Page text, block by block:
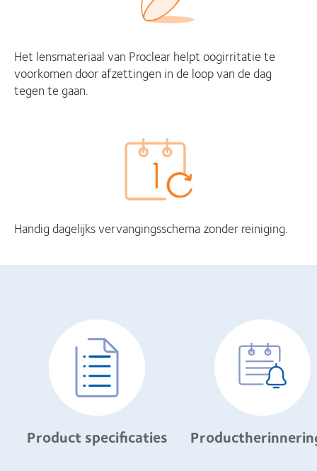
Het lensmateriaal van Proclear helpt oogirritatie te
voorkomen door afzettingen in de loop van de dag
tegen te gaan.
Handig dagelijks vervangingsschema zonder reiniging.
Product specificaties